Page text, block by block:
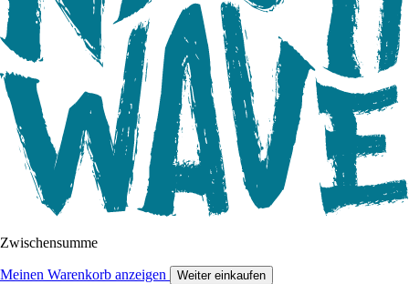
Zwischensumme
Meinen Warenkorb anzeigen Weiter einkaufen